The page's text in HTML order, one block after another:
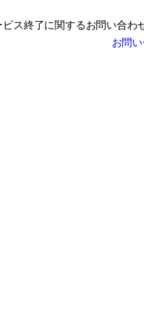
ビス終了に関するお問い合わ
お問